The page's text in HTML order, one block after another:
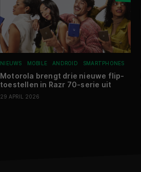
NIEUWS MOBILE ANDROID SMARTPHONES
Motorola brengt drie nieuwe flip-
toestellen in Razr 70-serie uit
29 APRIL 2026